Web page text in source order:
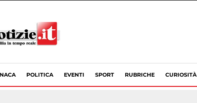
POLITICA EVENTI SPORT RUBRICHE CURIOSITÀ